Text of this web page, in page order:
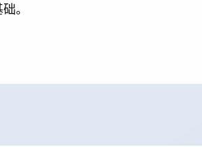
。